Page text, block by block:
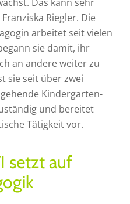
Riegler. Die
arbeitet seit vielen
sie damit, ihr
an andere weiter zu
sie seit über zwei
Kindergarten-
und bereitet
Tätigkeit vor.
setzt auf